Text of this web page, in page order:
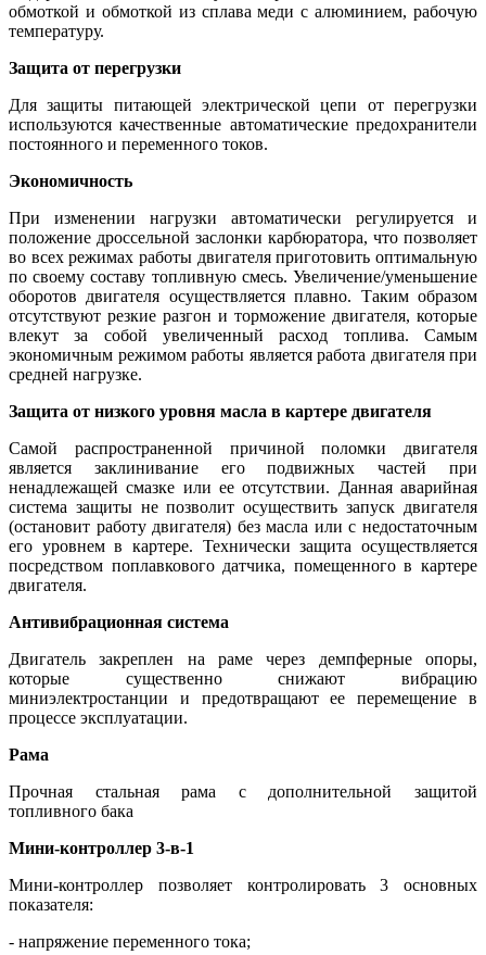
обмоткой и обмоткой из сплава меди с алюминием, рабочую
температуру.
Защита от перегрузки
Для защиты питающей электрической цепи от перегрузки
используются качественные автоматические предохранители
постоянного и переменного токов.
Экономичность
При изменении нагрузки автоматически регулируется и
положение дроссельной заслонки карбюратора, что позволяет
во всех режимах работы двигателя приготовить оптимальную
по своему составу топливную смесь. Увеличение/уменьшение
оборотов двигателя осуществляется плавно. Таким образом
отсутствуют резкие разгон и торможение двигателя, которые
влекут за собой увеличенный расход топлива. Самым
экономичным режимом работы является работа двигателя при
средней нагрузке.
Защита от низкого уровня масла в картере двигателя
Самой распространенной причиной поломки двигателя
является заклинивание его подвижных частей при
ненадлежащей смазке или ее отсутствии. Данная аварийная
система защиты не позволит осуществить запуск двигателя
(остановит работу двигателя) без масла или с недостаточным
его уровнем в картере. Технически защита осуществляется
посредством поплавкового датчика, помещенного в картере
двигателя.
Антивибрационная система
Двигатель закреплен на раме через демпферные опоры,
которые существенно снижают вибрацию
миниэлектростанции и предотвращают ее перемещение в
процессе эксплуатации.
Рама
Прочная стальная рама с дополнительной защитой
топливного бака
Мини-контроллер 3-в-1
Мини-контроллер позволяет контролировать 3 основных
показателя:
- напряжение переменного тока;